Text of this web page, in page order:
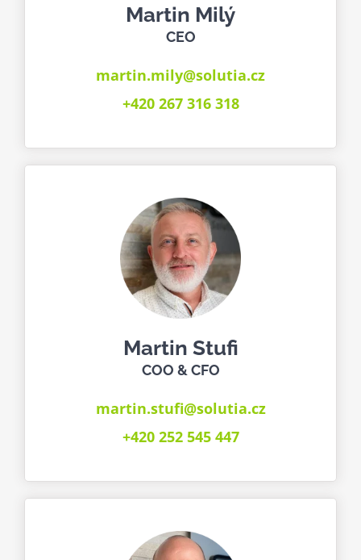
Martin Milý
CEO
martin.mily@solutia.cz
+420 267 316 318
Martin Stufi
COO & CFO
martin.stufi@solutia.cz
+420 252 545 447